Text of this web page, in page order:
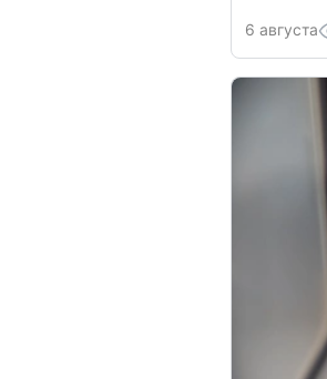
6 августа